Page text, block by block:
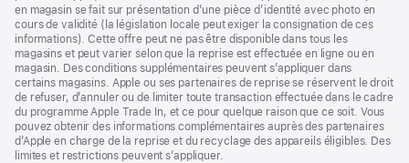
en magasin se fait sur présentation d’une pièce d’identité avec photo en
cours de validité (la législation locale peut exiger la consignation de ces
informations). Cette offre peut ne pas être disponible dans tous les
magasins et peut varier selon que la reprise est effectuée en ligne ou en
magasin. Des conditions supplémentaires peuvent s’appliquer dans
certains magasins. Apple ou ses partenaires de reprise se réservent le droit
de refuser, d’annuler ou de limiter toute transaction effectuée dans le cadre
du programme Apple Trade In, et ce pour quelque raison que ce soit. Vous
pouvez obtenir des informations complémentaires auprès des partenaires
d’Apple en charge de la reprise et du recyclage des appareils éligibles. Des
limites et restrictions peuvent s’appliquer.